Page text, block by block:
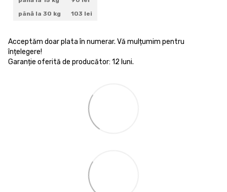
până la 30 kg
103 lei
Acceptăm doar plata în numerar. Vă mulțumim pentru
înțelegere!
Garanție oferită de producător: 12 luni.